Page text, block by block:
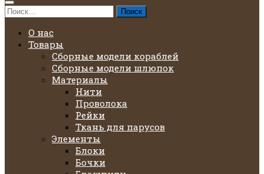
Найти:
О нас
Товары
Сборные модели кораблей
Сборные модели шлюпок
Материалы
Нити
Проволока
Рейки
Ткань для парусов
Элементы
Блоки
Бочки